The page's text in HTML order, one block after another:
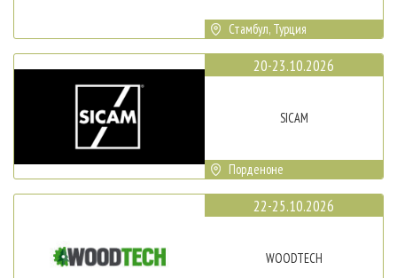
Стамбул, Турция
20-23.10.2026
SICAM
Порденоне
22-25.10.2026
WOODTECH